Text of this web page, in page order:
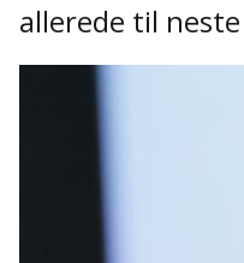
allerede til